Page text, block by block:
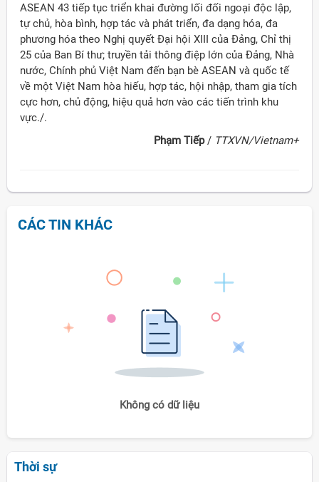
ASEAN 43 tiếp tục triển khai đường lối đối ngoại độc lập,
tự chủ, hòa bình, hợp tác và phát triển, đa dạng hóa, đa
phương hóa theo Nghị quyết Đại hội XIII của Đảng, Chỉ thị
25 của Ban Bí thư; truyền tải thông điệp lớn của Đảng, Nhà
nước, Chính phủ Việt Nam đến bạn bè ASEAN và quốc tế
về một Việt Nam hòa hiếu, hợp tác, hội nhập, tham gia tích
cực hơn, chủ động, hiệu quả hơn vào các tiến trình khu
vực./.
Phạm Tiếp/ TTXVN/Vietnam+
CÁC TIN KHÁC
Không có dữ liệu
Thời sự